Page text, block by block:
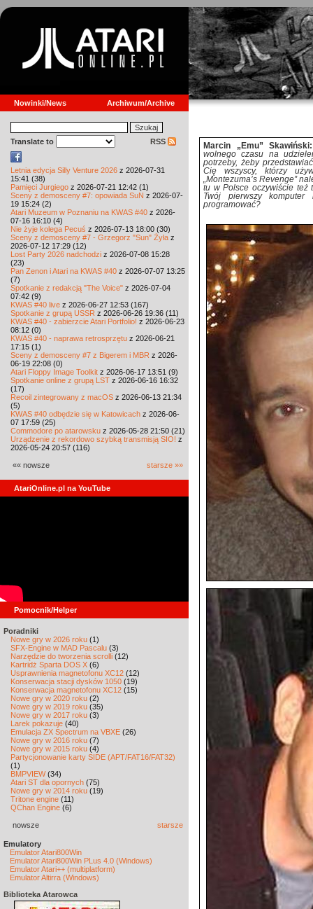
Nowinki/News Archiwum/Archive
Translate to RSS
Letnia edycja Silly Venture 2026 z 2026-07-31
15:41 (38)
Pamięci Jurgiego z 2026-07-21 12:42 (1)
Sceny z demosceny #7: opowiada SuN z 2026-07-
19 15:24 (2)
Atari Muzeum w Poznaniu na KWAS #40 z 2026-
07-16 16:10 (4)
Nie żyje kolega Pecuś z 2026-07-13 18:00 (30)
Sceny z demosceny #7 - Grzegorz "Sun" Żyła z
2026-07-12 17:29 (12)
Lost Party 2026 nadchodzi z 2026-07-08 15:28
(23)
Pan Zenon i Atari na KWAS #40 z 2026-07-07 13:25
(7)
Spotkanie z redakcją "The Voice" z 2026-07-04
07:42 (9)
KWAS #40 live z 2026-06-27 12:53 (167)
Spotkanie z grupą USSR z 2026-06-26 19:36 (11)
KWAS #40 - zabierzcie Atari Portfolio! z 2026-06-23
08:12 (0)
KWAS #40 - naprawa retrosprzętu z 2026-06-21
17:15 (1)
Sceny z demosceny #7 z Bigerem i MBR z 2026-
06-19 22:08 (0)
Atari Floppy Image Toolkit z 2026-06-17 13:51 (9)
Spotkanie online z grupą LST z 2026-06-16 16:32
(17)
Recoil zintegrowany z macOS z 2026-06-13 21:34
(5)
KWAS #40 odbędzie się w Katowicach z 2026-06-
07 17:59 (25)
Commodore po atarowsku z 2026-05-28 21:50 (21)
Urządzenie z rekordowo szybką transmisją SIO! z
2026-05-24 20:57 (116)
«« nowsze starsze »»
AtariOnline.pl na YouTube
Pomocnik/Helper
Poradniki
Nowe gry w 2026 roku (1)
SFX-Engine w MAD Pascalu (3)
Narzędzie do tworzenia scrolli (12)
Kartridż Sparta DOS X (6)
Usprawnienia magnetofonu XC12 (12)
Konserwacja stacji dysków 1050 (19)
Konserwacja magnetofonu XC12 (15)
Nowe gry w 2020 roku (2)
Nowe gry w 2019 roku (35)
Nowe gry w 2017 roku (3)
Larek pokazuje (40)
Emulacja ZX Spectrum na VBXE (26)
Nowe gry w 2016 roku (7)
Nowe gry w 2015 roku (4)
Partycjonowanie karty SIDE (APT/FAT16/FAT32)
(1)
BMPVIEW(34)
Atari ST dla opornych (75)
Nowe gry w 2014 roku (19)
Tritone engine (11)
QChan Engine (6)
nowsze starsze
Emulatory
Emulator Atari800Win
Emulator Atari800Win PLus 4.0 (Windows)
Emulator Atari++ (multiplatform)
Emulator Altirra (Windows)
Biblioteka Atarowca
Marcin „Emu”
wolnego czasu na
potrzeby, żeby
Cię wszyscy, którzy
„Montezuma’s Revenge”
tu w Polsce oczywiście też
Twój pierwszy
programować?